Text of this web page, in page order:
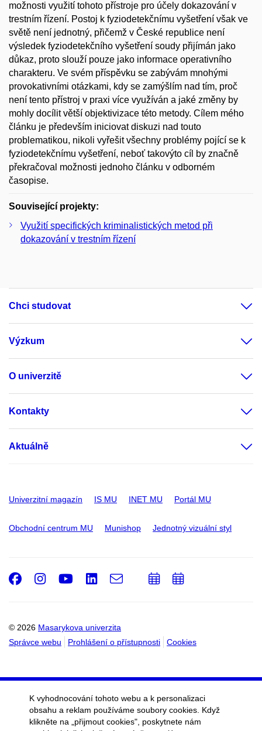
možnosti využití tohoto přístroje pro účely dokazování v
trestním řízení. Postoj k fyziodetekčnímu vyšetření však ve
světě není jednotný, přičemž v České republice není
výsledek fyziodetekčního vyšetření soudy přijímán jako
důkaz, proto slouží pouze jako informace operativního
charakteru. Ve svém příspěvku se zabývám mnohými
provokativními otázkami, kdy se zamýšlím nad tím, proč
není tento přístroj v praxi více využíván a jaké změny by
mohly docílit větší objektivizace této metody. Cílem mého
článku je především iniciovat diskuzi nad touto
problematikou, nikoli vyřešit všechny problémy pojící se k
fyziodetekčnímu vyšetření, neboť takovýto cíl by značně
překračoval možnosti jednoho článku v odborném
časopise.
Související projekty:
Využití specifických kriminalistických metod při
dokazování v trestním řízení
Chci studovat
Výzkum
O univerzitě
Kontakty
Aktuálně
Univerzitní magazín IS MU INET MU Portál MU
Obchodní centrum MU Munishop Jednotný vizuální styl
© 2026 Masarykova univerzita
Správce webu
Prohlášení o přístupnosti Cookies
Facebook
Instagram
Youtube
LinkedIn
e-
PřidatPřidat
K vyhodnocování tohoto webu a k personalizaci
obsahu a reklam používáme soubory cookies. Když
klikněte na „přijmout cookies", poskytnete nám